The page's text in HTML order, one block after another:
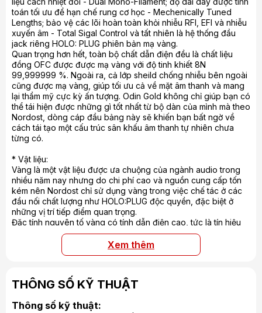
toán tối ưu để hạn chế rung cơ học - Mechenically Tuned
Lengths; bảo vệ các lõi hoàn toàn khỏi nhiễu RFI, EFI và nhiễu
xuyến âm - Total Sigal Control và tất nhiên là hệ thống đầu
jack riêng HOLO: PLUG phiên bản mạ vàng.
Quan trọng hơn hết, toàn bộ chất dẫn điện đều là chất liệu
đồng OFC được được mạ vàng với độ tinh khiết 8N
99,999999 %. Ngoài ra, cả lớp sheild chống nhiễu bên ngoài
cũng được mạ vàng, giúp tối ưu cả về mặt âm thanh và mang
lại thẩm mỹ cực kỳ ấn tượng. Odin Gold không chỉ giúp bạn có
thể tái hiện được những gì tốt nhất từ bộ dàn của mình mà theo
Nordost, dòng cáp đầu bảng này sẽ khiến bạn bất ngờ về
cách tái tạo một cấu trúc sân khấu âm thanh tự nhiên chưa
từng có.
* Vật liệu:
Vàng là một vật liệu được ưa chuộng của ngành audio trong
nhiều năm nay nhưng do chi phí cao và nguồn cung cấp tốn
kém nên Nordost chỉ sử dụng vàng trong việc chế tác ở các
đầu nối chất lượng như HOLO:PLUG độc quyền, đặc biệt ở
những vị trí tiếp điểm quan trọng.
Đặc tính nguyên tố vàng có tính dẫn điện cao, tức là tín hiệu
điện có thể truyền dẫn một cách dễ dàng với điện trở ở mức tối
thiểu. Ngoài ra, vàng còn là một vật liệu cực kỳ ổn định, có
khả năng chống oxy hóa và giữ khả năng truyền dẫn tín hiệu
mặt chất dẫn điện cho phép dây cáp âm thanh đạt được độ
chính xác cao. Hơn hết, những đặc tính của vàng có ảnh
thân dây dẫn trong quá trình truyền tín hiệu, góp phần tạo nên
Xem thêm
THÔNG SỐ KỸ THUẬT
Thông số kỹ thuật: